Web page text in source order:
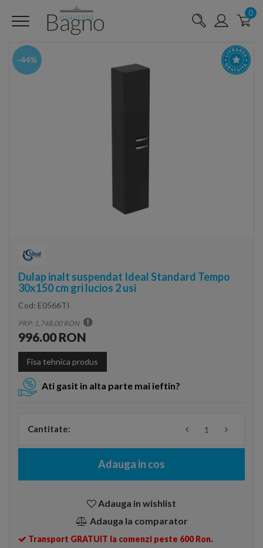
0
-44%
Dulap inalt suspendat Ideal Standard Tempo
30x150 cm gri lucios 2 usi
Cod: E0566TI
PRP: 1,748.00 RON
996.00 RON
Fisa tehnica produs
Ati gasit in alta parte mai ieftin?
Cantitate:
Adauga in cos
Adauga in wishlist
Adauga la comparator
Transport GRATUIT la comenzi peste 600 Ron.